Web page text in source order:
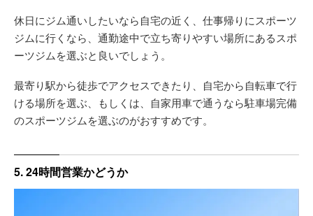
休日にジム通いしたいなら自宅の近く、仕事帰りにスポーツ
ジムに行くなら、通勤途中で立ち寄りやすい場所にあるスポ
ーツジムを選ぶと良いでしょう。
最寄り駅から徒歩でアクセスできたり、自宅から自転車で行
ける場所を選ぶ、もしくは、自家用車で通うなら駐車場完備
のスポーツジムを選ぶのがおすすめです。
5. 24時間営業かどうか